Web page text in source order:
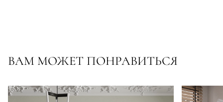
ВАМ МОЖЕТ ПОНРАВИТЬСЯ